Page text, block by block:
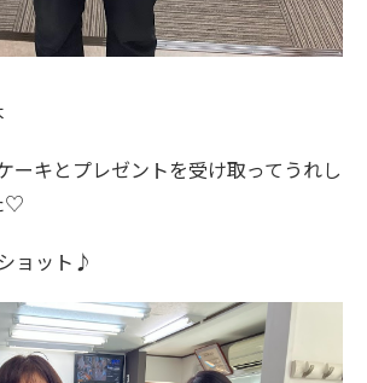
ーキとプレゼントを受け取ってうれし
♡
ョット♪